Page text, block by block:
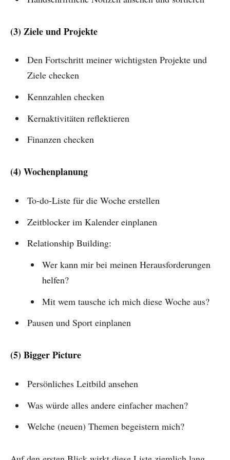
(3) Ziele und Projekte
Den Fortschritt meiner wichtigsten Projekte und
Ziele checken
Kennzahlen checken
Kernaktivitäten reflektieren
Finanzen checken
(4) Wochenplanung
To-do-Liste für die Woche erstellen
Zeitblocker im Kalender einplanen
Relationship Building:
Wer kann mir bei meinen Herausforderungen
helfen?
Mit wem tausche ich mich diese Woche aus?
Pausen und Sport einplanen
(5) Bigger Picture
Persönliches Leitbild ansehen
Was würde alles andere einfacher machen?
Welche (neuen) Themen begeistern mich?